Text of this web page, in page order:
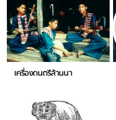
เครื่องดนตรีล้านนา